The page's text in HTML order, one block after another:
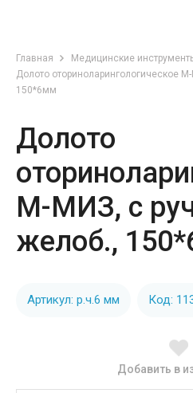
Главная Медицинские
Долото оториноларингологическое
150*6мм
Долото
М-МИЗ, с
желоб.,
Артикул: р.ч.6 мм Код:
Добавить в